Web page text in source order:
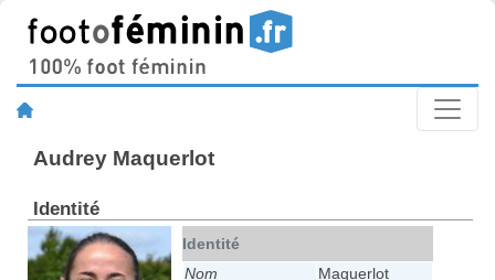
Audrey Maquerlot
Identité
Identité
Nom
Maquerlot